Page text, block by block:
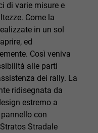
di varie misure e
Come la
in un sol
ed
Così veniva
alle parti
dei rally. La
ridisegnata da
estremo a
con
Stradale